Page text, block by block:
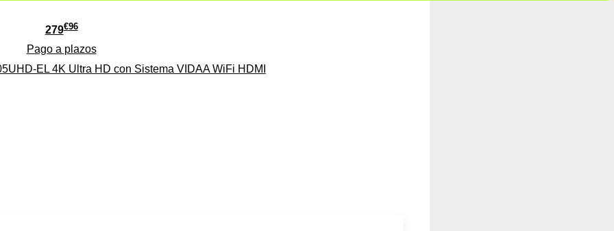
279€96
Pago a plazos
EL 4K Ultra HD con Sistema VIDAA WiFi HDMI